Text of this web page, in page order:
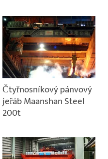
Čtyřnosníkový pánvový
jeřáb Maanshan Steel
200t